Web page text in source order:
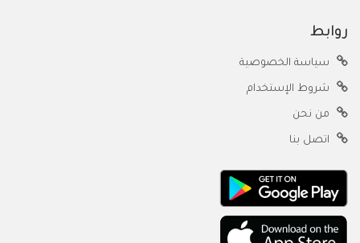
روابط
سياسة الخصوصية
شروط الإستخدام
من نحن
اتصل بنا